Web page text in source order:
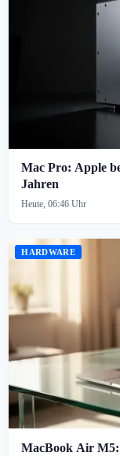
Mac Pro: Apple
Jahren
Heute, 06:46 Uhr
HARDWARE
MacBook Air M5: